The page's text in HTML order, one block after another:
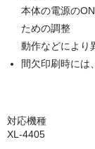
本体の電源の
ための調整
動作などにより
間欠印刷時には
対応機種
XL-4405